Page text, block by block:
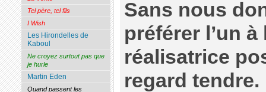
Sans nous
préférer l’un à
réalisatrice
regard tendre.
Tel père, tel fils
I Wish
Les Hirondelles de
Kaboul
Ne croyez surtout pas que
je hurle
Martin Eden
Quand passent les